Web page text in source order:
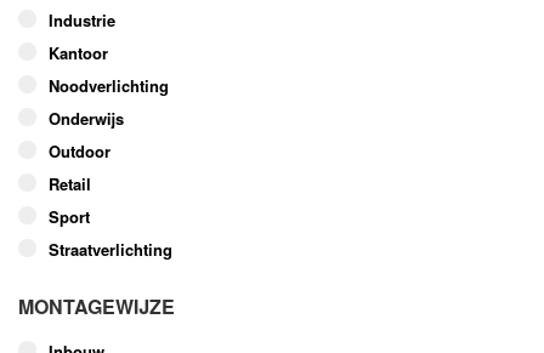
productpagina
Industrie
Kantoor
Noodverlichting
Onderwijs
Outdoor
Retail
Sport
Straatverlichting
MONTAGEWIJZE